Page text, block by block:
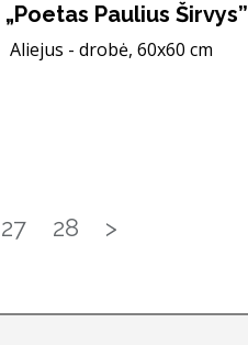
„Poetas Paulius Širvys”
Aliejus - drobė, 60x60 cm
27 28 >